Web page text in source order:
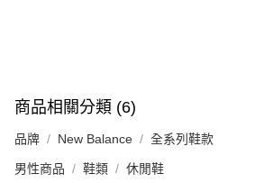
商品相關分類 (6)
品牌 New Balance 全系列鞋款
男性商品 鞋類 休閒鞋